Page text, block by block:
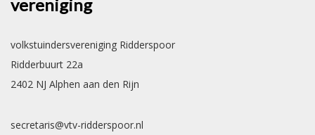
vereniging
volkstuindersvereniging Ridderspoor
Ridderbuurt 22a
2402 NJ Alphen aan den Rijn
secretaris@vtv-ridderspoor.nl